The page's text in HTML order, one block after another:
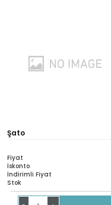
Şato
Fiyat
İskonto
İndirimli Fiyat
Stok